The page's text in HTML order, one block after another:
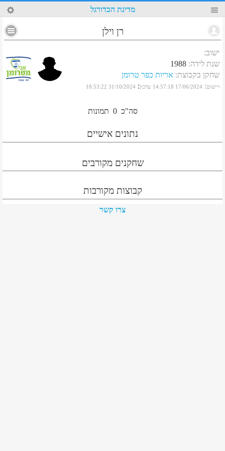
66 מדינת הכדורגל
רן וילן
ישוב:
שנת לידה:
1988
שחקן בקבוצת: אריות כפר טרומן
רישום:
17/06/2024 14:57:18 עדכון:
31/10/2024 18:53:22
סה"כ 0 תמונות
נתונים אישיים
שחקנים מקורבים
קבוצות מקורבות
צרו קשר